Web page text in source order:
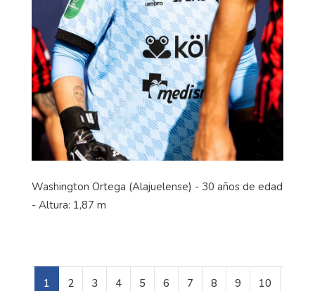
Washington Ortega (Alajuelense) - 30 años de edad
- Altura: 1,87 m
1 2 3 4 5 6 7 8 9 10